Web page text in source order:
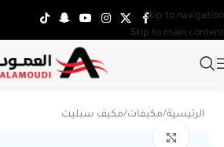
Skip to navigation
Skip to main content
الرئيسية/مكيفات/مكيف سبليت